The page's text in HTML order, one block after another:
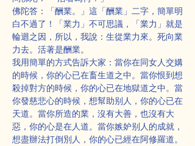
佛陀答：「酬業。」這「酬業」二字，簡單明
白不過了！「業力」不可思議，「業力」就是
輪迴之因，所以，我說：生從業力來。死向業
力去。活著是酬業。
我用簡單的方式告訴大家：當你在同女人交媾
的時候，你的心已在畜生道之中。當你恨到想
殺掉對方的時候，你的心已在地獄道之中。當
你發慈悲心的時候，想幫助别人，你的心已在
天道。當你所造的業，沒有大善，也沒有大
惡，你的心是在人道。當你嫉妒别人的成就，
想盡辦法打倒別人，你的心已經在阿修羅道。